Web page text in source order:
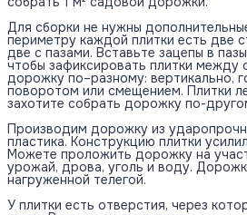
Для сборки не нужны
периметру каждой плитки есть две
две с пазами. Вставьте зацепы в
чтобы зафиксировать плитки между
дорожку по–разному: вертикально,
поворотом или смещением. Плитки
захотите собрать дорожку по-
Производим дорожку из
пластика. Конструкцию плитки
Можете проложить дорожку на
урожай, дрова, уголь и воду.
нагруженной телегой.
У плитки есть отверстия, через